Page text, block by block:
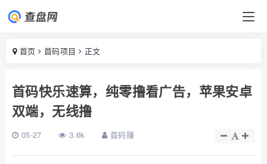
首页 首码项目 正文
首码快乐速算，纯零撸看广告，苹果安卓
双端，无线撸
05-27 3.6k 首码赚